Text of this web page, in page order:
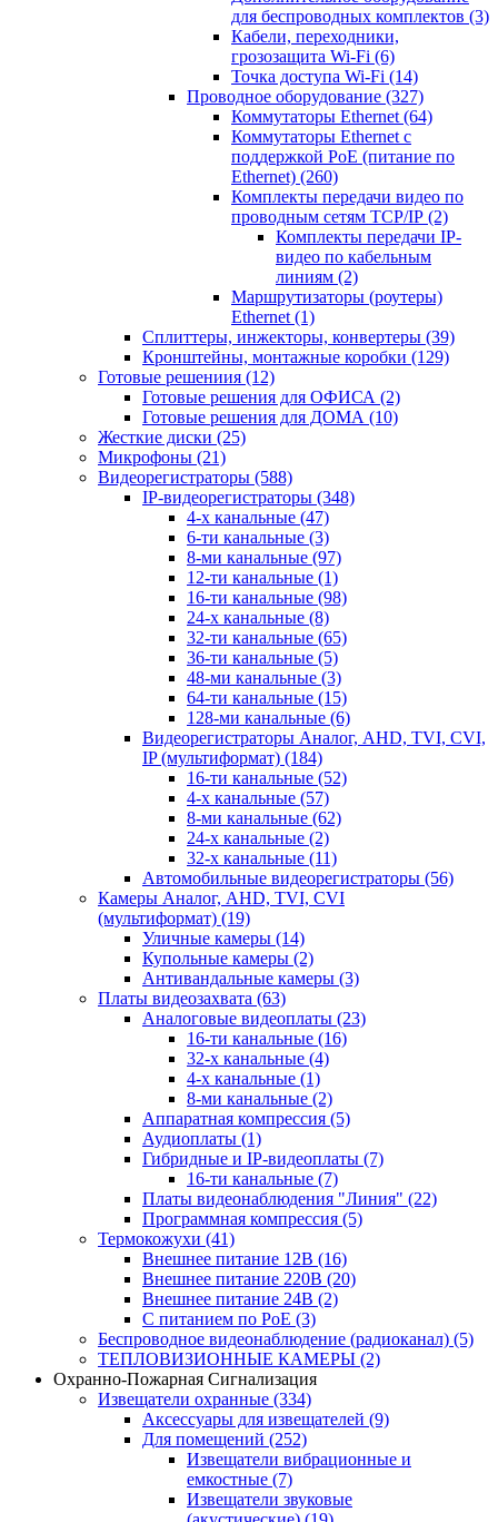
для беспроводных комплектов (3)
Кабели, переходники,
грозозащита Wi-Fi (6)
Точка доступа Wi-Fi (14)
Проводное оборудование (327)
Коммутаторы Ethernet (64)
Коммутаторы Ethernet с
поддержкой PoE (питание по
Ethernet) (260)
Комплекты передачи видео по
проводным сетям TCP/IP (2)
Комплекты передачи IP-
видео по кабельным
линиям (2)
Маршрутизаторы (роутеры)
Ethernet (1)
Сплиттеры, инжекторы, конвертеры (39)
Кронштейны, монтажные коробки (129)
Готовые решениия (12)
Готовые решения для ОФИСА (2)
Готовые решения для ДОМА (10)
Жесткие диски (25)
Микрофоны (21)
Видеорегистраторы (588)
IP-видеорегистраторы (348)
4-х канальные (47)
6-ти канальные (3)
8-ми канальные (97)
12-ти канальные (1)
16-ти канальные (98)
24-х канальные (8)
32-ти канальные (65)
36-ти канальные (5)
48-ми канальные (3)
64-ти канальные (15)
128-ми канальные (6)
Видеорегистраторы Аналог, AHD, TVI, CVI,
IP (мультиформат) (184)
16-ти канальные (52)
4-х канальные (57)
8-ми канальные (62)
24-х канальные (2)
32-х канальные (11)
Автомобильные видеорегистраторы (56)
Камеры Аналог, AHD, TVI, CVI
(мультиформат) (19)
Уличные камеры (14)
Купольные камеры (2)
Антивандальные камеры (3)
Платы видеозахвата (63)
Аналоговые видеоплаты (23)
16-ти канальные (16)
32-х канальные (4)
4-х канальные (1)
8-ми канальные (2)
Аппаратная компрессия (5)
Аудиоплаты (1)
Гибридные и IP-видеоплаты (7)
16-ти канальные (7)
Платы видеонаблюдения "Линия" (22)
Программная компрессия (5)
Термокожухи (41)
Внешнее питание 12В (16)
Внешнее питание 220В (20)
Внешнее питание 24В (2)
С питанием по PoE (3)
Беспроводное видеонаблюдение (радиоканал) (5)
ТЕПЛОВИЗИОННЫЕ КАМЕРЫ (2)
Охранно-Пожарная Сигнализация
Извещатели охранные (334)
Аксессуары для извещателей (9)
Для помещений (252)
Извещатели вибрационные и
емкостные (7)
Извещатели звуковые